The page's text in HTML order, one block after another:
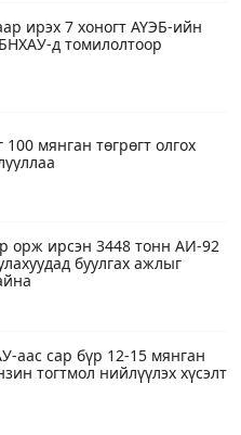
ирэх 7 хоногт АҮЭБ-ийн
д томилолтоор
мянган төгрөгт олгох
орж ирсэн 3448 тонн АИ-92
буулгах ажлыг
аас сар бүр 12-15 мянган
тогтмол нийлүүлэх хүсэлт